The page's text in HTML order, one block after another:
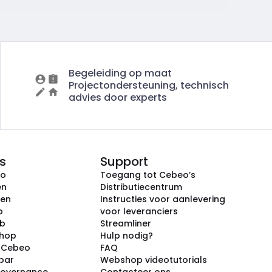
Begeleiding op maat
Projectondersteuning, technisch
advies door experts
Support
Toegang tot Cebeo’s
Distributiecentrum
Instructies voor aanlevering
voor leveranciers
Streamliner
Hulp nodig?
FAQ
Webshop videotutorials